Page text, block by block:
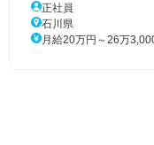
正社員
石川県
月給20万円～26万